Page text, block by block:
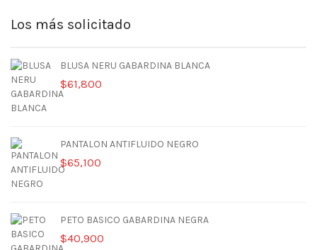
Los más solicitado
BLUSA NERU GABARDINA BLANCA
$61,800
PANTALON ANTIFLUIDO NEGRO
$65,100
PETO BASICO GABARDINA NEGRA
$40,900